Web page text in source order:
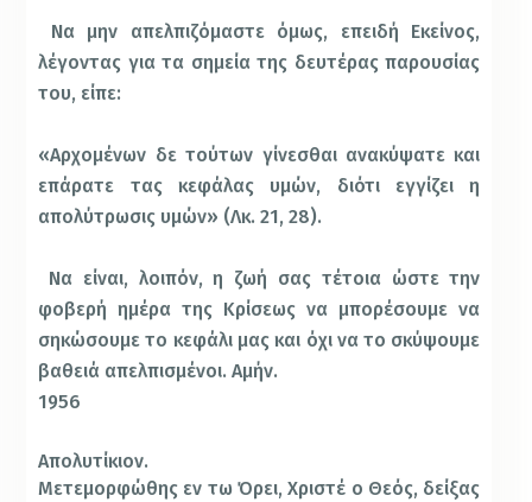
Να μην απελπιζόμαστε όμως, επειδή Εκείνος,
λέγοντας για τα σημεία της δευτέρας παρουσίας
του, είπε:
«Αρχομένων δε τούτων γίνεσθαι ανακύψατε και
επάρατε τας κεφάλας υμών, διότι εγγίζει η
απολύτρωσις υ­μών» (Λκ. 21, 28).
Να είναι, λοιπόν, η ζωή σας τέτοια ώστε την
φοβερή ημέρα της Κρίσεως να μπορέσουμε να
σηκώσουμε το κεφάλι μας και όχι να το σκύψουμε
βαθειά απελπισμένοι. Αμήν.
1956
Απολυτίκιον.
Μετεμορφώθης εν τω Όρει, Χριστέ ο Θεός, δείξας